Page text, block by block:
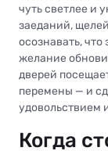
чуть светлее и
заеданий,
осознавать,
желание
дверей
перемены — и
удовольствием
Когда